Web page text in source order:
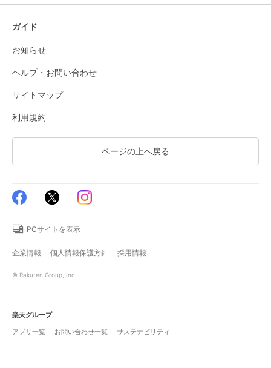
ガイド
お知らせ
ヘルプ・お問い合わせ
サイトマップ
利用規約
ページの上へ戻る
PCサイトを表示
企業情報 個人情報保護方針 採用情報
© Rakuten Group, Inc.
楽天グループ
アプリ一覧
お問い合わせ一覧 サステナビリティ